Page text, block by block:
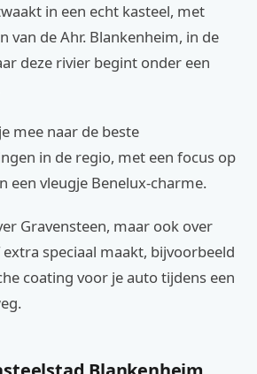
in een echt kasteel, met
van de Ahr. Blankenheim, in de
deze rivier begint onder een
mee naar de beste
in de regio, met een focus op
een vleugje Benelux-charme.
Gravensteen, maar ook over
speciaal maakt, bijvoorbeeld
coating voor je auto tijdens een